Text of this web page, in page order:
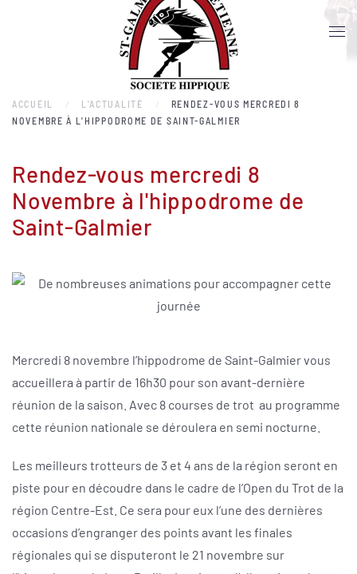
Accéder au contenu principal
ACCUEIL L'ACTUALITÉ
RENDEZ-VOUS MERCREDI 8
NOVEMBRE À L'HIPPODROME DE SAINT-GALMIER
Rendez-vous mercredi 8
Novembre à l'hippodrome de
Saint-Galmier
Mercredi 8 novembre l’hippodrome de Saint-Galmier vous
accueillera à partir de 16h30 pour son avant-dernière
réunion de la saison. Avec 8 courses de trot au programme
cette réunion nationale se déroulera en semi nocturne.
Les meilleurs trotteurs de 3 et 4 ans de la région seront en
piste pour en découdre dans le cadre de l’Open du Trot de la
région Centre-Est. Ce sera pour eux l’une des dernières
occasions d’engranger des points avant les finales
régionales qui se disputeront le 21 novembre sur